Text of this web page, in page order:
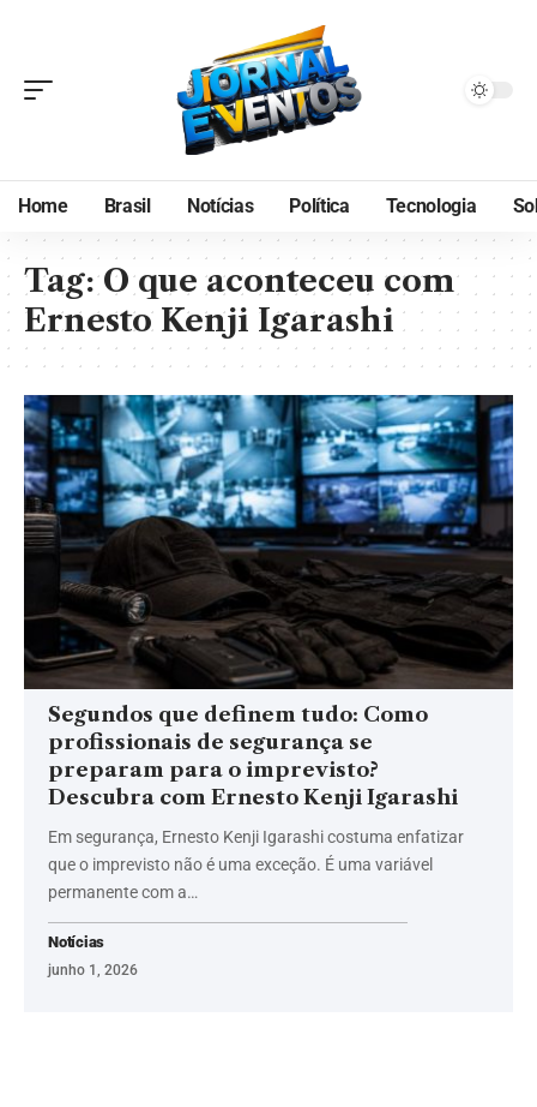
Home Brasil Notícias Política Tecnologia
Tag:O que aconteceu com
Ernesto Kenji Igarashi
Segundos que definem tudo: Como
profissionais de segurança se
preparam para o imprevisto?
Descubra com Ernesto Kenji Igarashi
Em segurança, Ernesto Kenji Igarashi costuma enfatizar
que o imprevisto não é uma exceção. É uma variável
permanente com a…
Notícias
junho 1, 2026